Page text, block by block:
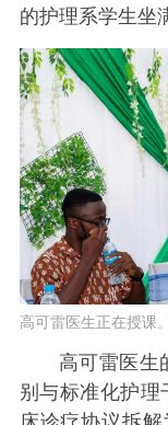
的护理系学生坐
高可雷医生正在授课
高可雷医生
别与标准化护理